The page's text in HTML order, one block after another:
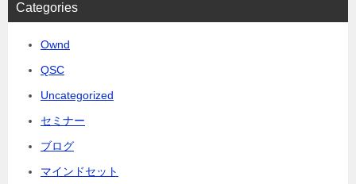
Categories
Ownd
QSC
Uncategorized
セミナー
ブログ
マインドセット